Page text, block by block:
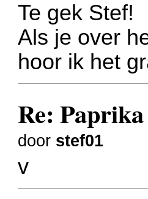
Te gek Stef!
Als je over
hoor ik het
Re:
door stef01
v